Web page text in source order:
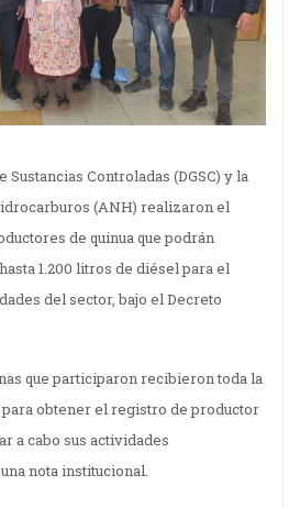
Controladas (DGSC) y la
(ANH) realizaron el
de quinua que podrán
1.200 litros de diésel para el
del sector, bajo el Decreto
que participaron recibieron toda la
obtener el registro de productor
a cabo sus actividades
nota institucional.